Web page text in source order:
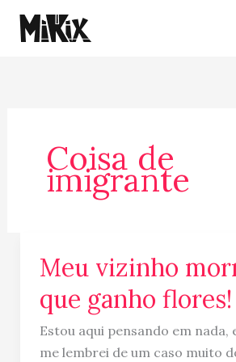
para
Coisa de
imigrante
Meu vizinho
que ganho flores!
Estou aqui pensando em nada,
me lembrei de um caso muito
Meu
morreu
e
eu